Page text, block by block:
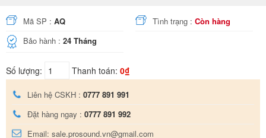
Mã SP : AQ Tình trạng :Còn hàng
Bảo hành : 24 Tháng
Số lượng: Thanh toán: 0₫
Liên hệ CSKH : 0777 891 991
Đặt hàng ngay : 0777 891 992
Email: sale.prosound.vn@gmail.com